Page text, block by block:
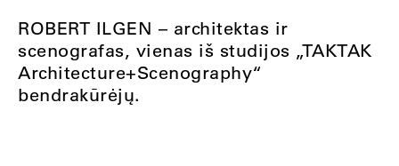
ROBERT ILGEN – architektas ir
scenografas, vienas iš studijos „TAKTAK
Architecture+Scenography“
bendrakūrėjų.